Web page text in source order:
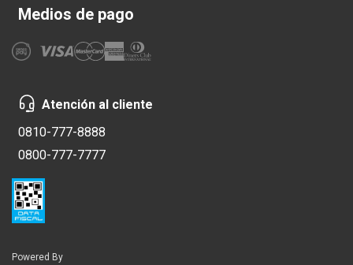
Medios de pago
Atención al cliente
0810-777-8888
0800-777-7777
Powered By